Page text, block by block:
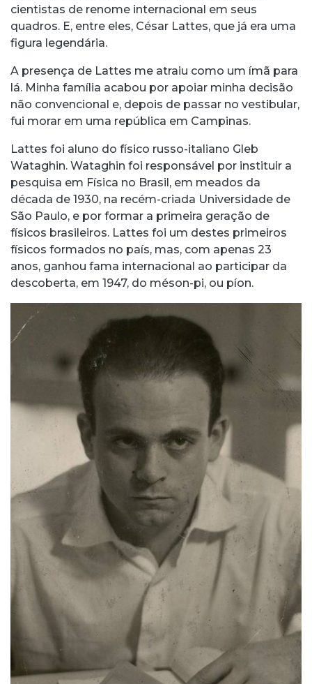
cientistas de renome internacional em seus
quadros. E, entre eles, César Lattes, que já era uma
figura legendária.
A presença de Lattes me atraiu como um ímã para
lá. Minha família acabou por apoiar minha decisão
não convencional e, depois de passar no vestibular,
fui morar em uma república em Campinas.
Lattes foi aluno do físico russo-italiano Gleb
Wataghin. Wataghin foi responsável por instituir a
pesquisa em Física no Brasil, em meados da
década de 1930, na recém-criada Universidade de
São Paulo, e por formar a primeira geração de
físicos brasileiros. Lattes foi um destes primeiros
físicos formados no país, mas, com apenas 23
anos, ganhou fama internacional ao participar da
descoberta, em 1947, do méson-pi, ou píon.